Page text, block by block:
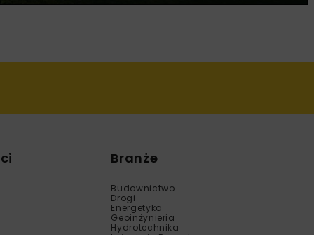
Branże
Budownictwo
Drogi
Energetyka
Geoinżynieria
Hydrotechnika
Inżynieria Bezwykopowa